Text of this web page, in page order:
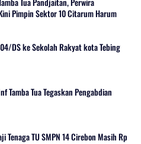
Pimpin Sektor 10 Citarum Harum
DS ke Sekolah Rakyat kota Tebing
Tamba Tua Tegaskan Pengabdian
Tenaga TU SMPN 14 Cirebon Masih Rp